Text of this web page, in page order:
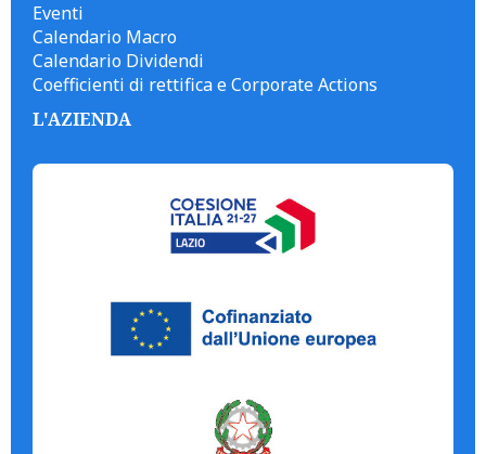
Eventi
Calendario Macro
Calendario Dividendi
Coefficienti di rettifica e Corporate Actions
L'AZIENDA